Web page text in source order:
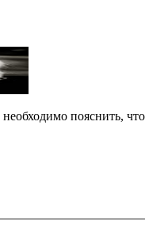
пояснить,